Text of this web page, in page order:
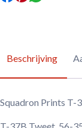
Beschrijving
Squadron Prints T-